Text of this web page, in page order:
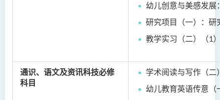
幼儿创意与美感发展
研究项目（一）：研
教学实习（二）（1
通识、语文及资讯科技必修
科目
学术阅读与写作（二
幼儿教育英语传意（